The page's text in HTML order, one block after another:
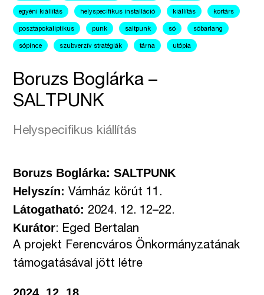
egyéni kiállítás helyspecifikus installáció kiállítás kortárs
posztapokaliptikus punk saltpunk só sóbarlang
sópince szubverzív stratégiák tárna utópia
Boruzs Boglárka –
SALTPUNK
Helyspecifikus kiállítás
Boruzs Boglárka: SALTPUNK
Helyszín: Vámház körút 11.
Látogatható: 2024. 12. 12–22.
Kurátor: Eged Bertalan
A projekt Ferencváros Önkormányzatának
támogatásával jött létre